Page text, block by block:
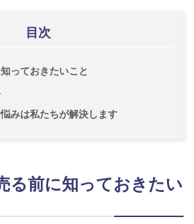
目次
っておきたいこと
みは私たちが解決します
る前に知っておきたい